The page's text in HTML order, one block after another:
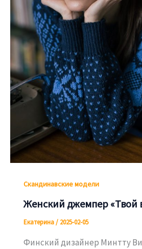
Скандинавские модели
Женский джемпер «Твой
Екатерина/ 2025-02-05
Финский дизайнер Минтту